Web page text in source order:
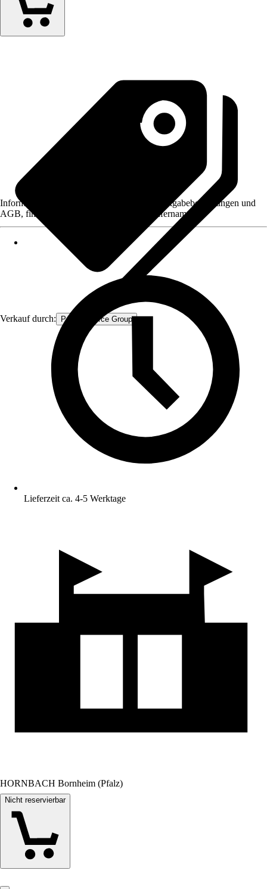
Verkauf durch: Procommerce Group
Informationen des Verkäufers, wie z. B. Rückgabebedingungen und
AGB, finden Sie bei Klick auf den Verkäufernamen.
Lieferzeit ca. 4-5 Werktage
HORNBACH Bornheim (Pfalz)
Nicht reservierbar